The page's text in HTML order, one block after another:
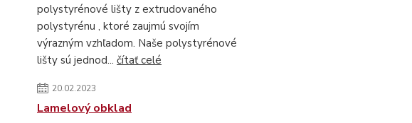
polystyrénové lišty z extrudovaného
polystyrénu , ktoré zaujmú svojím
výrazným vzhľadom. Naše polystyrénové
lišty sú jednod... čítať celé
20.02.2023
Lamelový obklad